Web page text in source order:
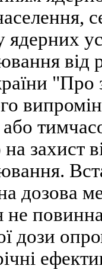
ядерних
від
"Про
захист
дозова
не
дози